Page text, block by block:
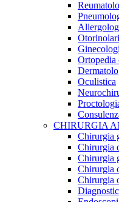
Ortopedia
Oculistica
CHIRURGIA
Chirurgia
Chirurgia
Chirurgia
Chirurgia
Chirurgia